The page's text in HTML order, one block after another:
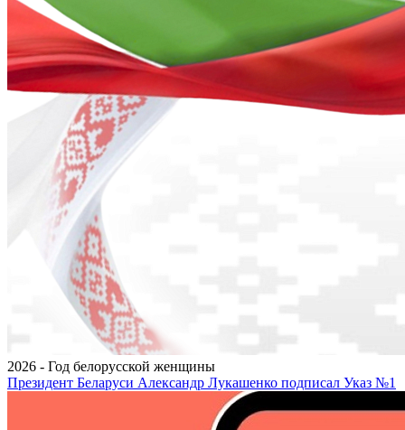
2026 - Год белорусской женщины
Президент Беларуси Александр Лукашенко подписал Указ №1